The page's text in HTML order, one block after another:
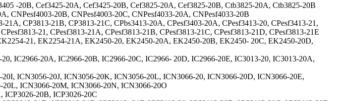
-20B, Cef3425-20A, Cef3425-20B, Cef3825-20A, Cef3825-20B, Ctb3825-20A, Ctb3825-20B
CNPesf4003-20B, CNPesf4003-20C, CNPesf4033-20A, CNPesf4033-20B
CP3813-21B, CP3813-21C, CPbs3413-20A, CPesf3403-20A, CPesf3413-20, CPesf3413-21,
21, CPesf3813-21A, CPesf3813-21B, CPesf3813-21C, CPesf3813-21D, CPesf3813-21E
21, EK2254-21A, EK2450-20, EK2450-20A, EK2450-20B, EK2450- 20C, EK2450-20D,
IC2966-20A, IC2966-20B, IC2966-20C, IC2966- 20D, IC2966-20E, IC3013-20, IC3013-20A,
ICN3056-20J, ICN3056-20K, ICN3056-20L, ICN3066-20, ICN3066-20D, ICN3066-20E,
ICN3066-20M, ICN3066-20N, ICN3066-20O
ICP3026-20B, ICP3026-20C